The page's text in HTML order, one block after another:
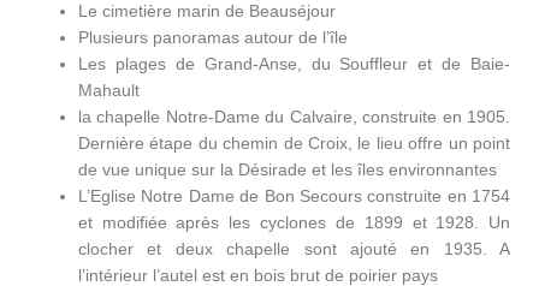
Le cimetière marin de Beauséjour
Plusieurs panoramas autour de l’île
Les plages de Grand-Anse, du Souffleur et de Baie-
Mahault
la chapelle Notre-Dame du Calvaire, construite en 1905.
Dernière étape du chemin de Croix, le lieu offre un point
de vue unique sur la Désirade et les îles environnantes
L’Eglise Notre Dame de Bon Secours construite en 1754
et modifiée après les cyclones de 1899 et 1928. Un
clocher et deux chapelle sont ajouté en 1935. A
l’intérieur l’autel est en bois brut de poirier pays